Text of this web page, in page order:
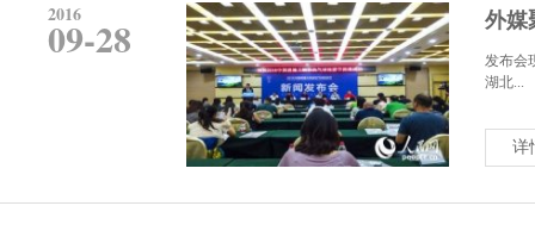
2016
09-28 外媒
发布会
湖北...
详